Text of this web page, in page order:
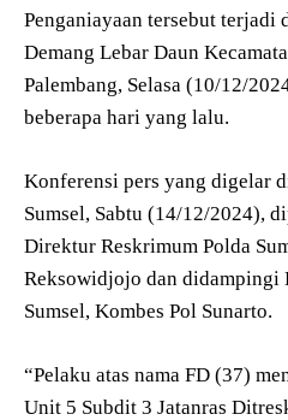
Penganiayaan tersebut terjadi
Demang Lebar Daun
Palembang, Selasa (10/12/
beberapa hari yang lalu.
Konferensi pers yang digelar
Sumsel, Sabtu (14/12/2024),
Direktur Reskrimum Polda
Reksowidjojo dan didampingi
Sumsel, Kombes Pol Sunarto.
“Pelaku atas nama FD (37)
Unit 5 Subdit 3 Jatanras